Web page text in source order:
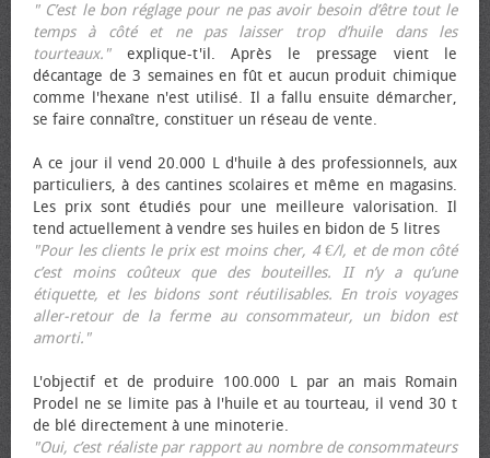
" C’est le bon réglage pour ne pas avoir besoin d’être tout le
temps à côté et ne pas laisser trop d’huile dans les
tourteaux."explique-t'il. Après le pressage vient le
décantage de 3 semaines en fût et aucun produit chimique
comme l'hexane n'est utilisé. Il a fallu ensuite démarcher,
se faire connaître, constituer un réseau de vente.
A ce jour il vend 20.000 L d'huile à des professionnels, aux
particuliers, à des cantines scolaires et même en magasins.
Les prix sont étudiés pour une meilleure valorisation. Il
tend actuellement à vendre ses huiles en bidon de 5 litres
"Pour les clients le prix est moins cher, 4 €/l, et de mon côté
c’est moins coûteux que des bouteilles. II n’y a qu’une
étiquette, et les bidons sont réutilisables. En trois voyages
aller-retour de la ferme au consommateur, un bidon est
amorti."
L'objectif et de produire 100.000 L par an mais Romain
Prodel ne se limite pas à l'huile et au tourteau, il vend 30 t
de blé directement à une minoterie.
"Oui, c’est réaliste par rapport au nombre de consommateurs